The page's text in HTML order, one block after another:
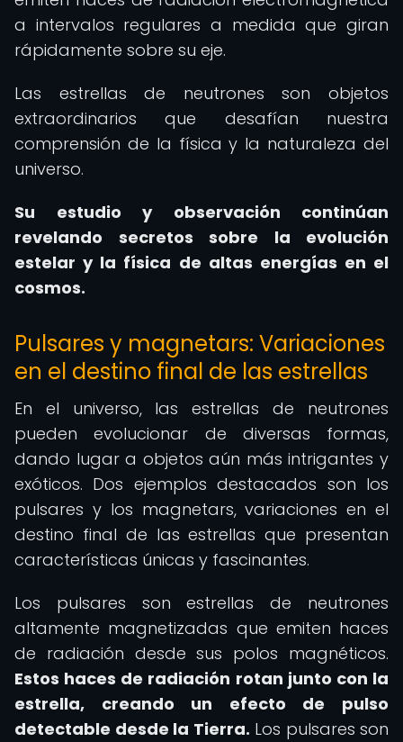
a intervalos regulares a medida que giran
rápidamente sobre su eje.
Las estrellas de neutrones son objetos
extraordinarios que desafían nuestra
comprensión de la física y la naturaleza del
universo.
Su estudio y observación continúan
revelando secretos sobre la evolución
estelar y la física de altas energías en el
cosmos.
Pulsares y magnetars: Variaciones
en el destino final de las estrellas
En el universo, las estrellas de neutrones
pueden evolucionar de diversas formas,
dando lugar a objetos aún más intrigantes y
exóticos. Dos ejemplos destacados son los
pulsares y los magnetars, variaciones en el
destino final de las estrellas que presentan
características únicas y fascinantes.
Los pulsares son estrellas de neutrones
altamente magnetizadas que emiten haces
de radiación desde sus polos magnéticos.
Estos haces de radiación rotan junto con la
estrella, creando un efecto de pulso
detectable desde la Tierra. Los pulsares son